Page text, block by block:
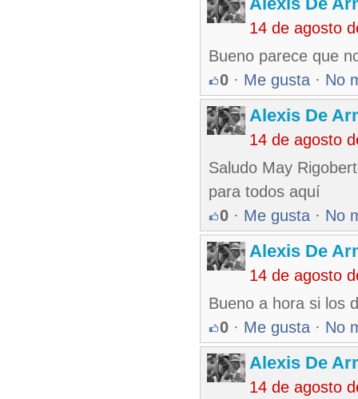
14 de agosto
Bueno parece que
0 · Me gusta · No
Alexis De
14 de agosto
Saludo May
para todos aquí
0 · Me gusta · No
Alexis De
14 de agosto
Bueno a hora si los
0 · Me gusta · No
Alexis De
14 de agosto